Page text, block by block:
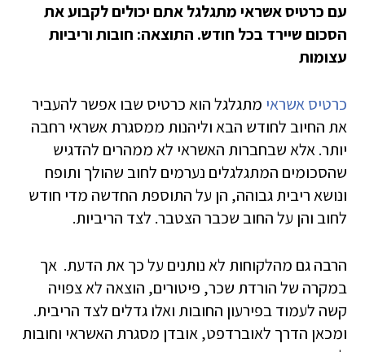
עם כרטיס אשראי מתגלגל אתם יכולים לקבוע את
הסכום שיירד בכל חודש. התוצאה: חובות וריביות
עצומות
כרטיס אשראי מתגלגל הוא כרטיס שבו אפשר להעביר
את החיוב לחודש הבא וליהנות ממסגרת אשראי רחבה
יותר. אלא שבחברות האשראי לא ממהרים להדגיש
שהסכומים המתגלגלים נערמים לחוב שהולך ותופח
ונושא ריבית גבוהה, הן על התוספת החדשה מדי חודש
לחוב והן על החוב שכבר הצטבר. לצד הריביות.
הרבה גם מהלקוחות לא נותנים על כך את הדעת. אך
במקרה של הורדת שכר, פיטורים, הוצאה לא צפויה
קשה לעמוד בפירעון החובות ואלו גדלים לצד הריבית.
ומכאן הדרך לאוברדפט, אובדן מסגרת האשראי וחובות